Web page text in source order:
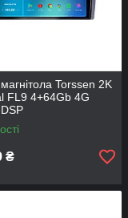
Torssen 2K
FL9 4+64Gb 4G
₴